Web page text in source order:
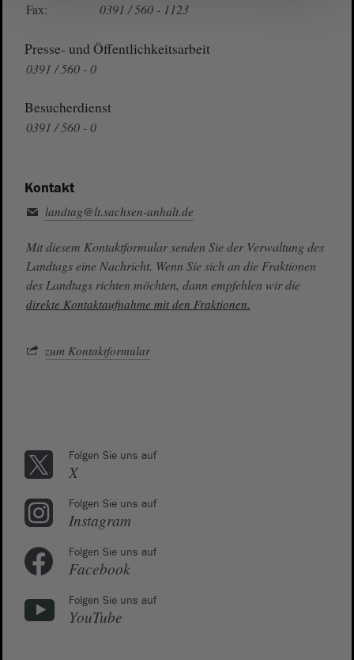
Fax:
0391 / 560 - 1123
Presse- und Öffentlichkeitsarbeit
0391 / 560 - 0
Besucherdienst
0391 / 560 - 0
Kontakt
landtag@lt.sachsen-anhalt.de
Mit diesem Kontaktformular senden Sie der Verwaltung des
Landtags eine Nachricht. Wenn Sie sich an die Fraktionen
des Landtags richten möchten, dann empfehlen wir die
direkte Kontaktaufnahme mit den Fraktionen.
zum Kontaktformular
Folgen Sie uns auf
X
Folgen Sie uns auf
Instagram
Folgen Sie uns auf
Facebook
Folgen Sie uns auf
YouTube